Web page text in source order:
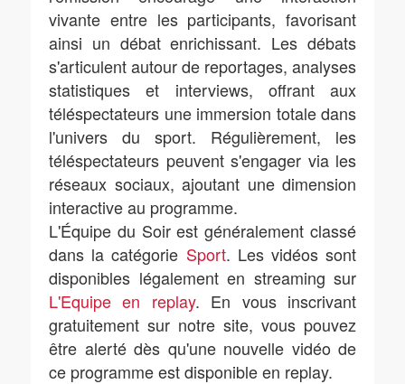
vivante entre les participants, favorisant
ainsi un débat enrichissant. Les débats
s'articulent autour de reportages, analyses
statistiques et interviews, offrant aux
téléspectateurs une immersion totale dans
l'univers du sport. Régulièrement, les
téléspectateurs peuvent s'engager via les
réseaux sociaux, ajoutant une dimension
interactive au programme.
L'Équipe du Soir est généralement classé
dans la catégorie Sport. Les vidéos sont
disponibles légalement en streaming sur
L'Equipe en replay. En vous inscrivant
gratuitement sur notre site, vous pouvez
être alerté dès qu'une nouvelle vidéo de
ce programme est disponible en replay.